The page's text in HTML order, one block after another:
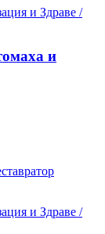
и Здраве /
и
и Здраве /